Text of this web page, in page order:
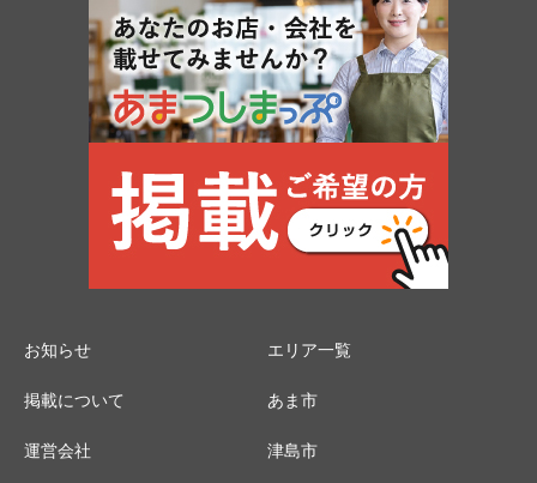
お知らせ
掲載について
運営会社
エリア一覧
あま市
津島市